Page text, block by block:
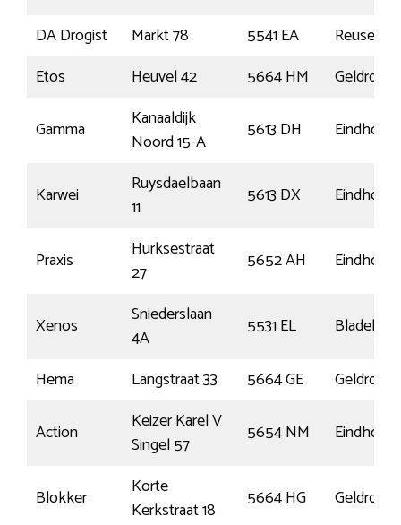
DA Drogist
Markt 78 5541 EA
Reusel
Etos
Heuvel 42 5664 HM
Geldrop
Gamma
Kanaaldijk
Noord 15-A
5613 DH
Karwei
Ruysdaelbaan
11
5613 DX
Praxis
Hurksestraat
27
5652 AH
Xenos
Sniederslaan
4A
5531 EL
Bladel
Hema
Langstraat 33 5664 GE
Geldrop
Action
Keizer Karel V
Singel 57
5654 NM
Blokker
Korte
Kerkstraat 18
5664 HG
Geldrop